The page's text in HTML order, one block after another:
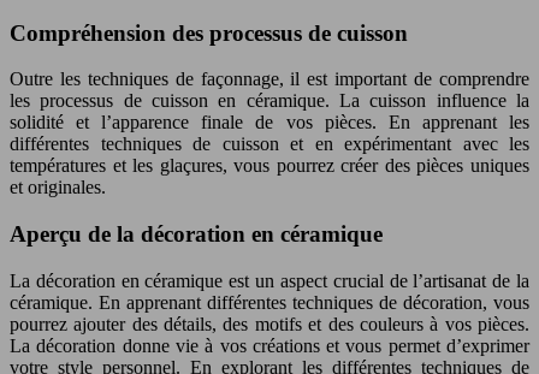
Compréhension des processus de cuisson
Outre les techniques de façonnage, il est important de comprendre
les processus de cuisson en céramique. La cuisson influence la
solidité et l’apparence finale de vos pièces. En apprenant les
différentes techniques de cuisson et en expérimentant avec les
températures et les glaçures, vous pourrez créer des pièces uniques
et originales.
Aperçu de la décoration en céramique
La décoration en céramique est un aspect crucial de l’artisanat de la
céramique. En apprenant différentes techniques de décoration, vous
pourrez ajouter des détails, des motifs et des couleurs à vos pièces.
La décoration donne vie à vos créations et vous permet d’exprimer
votre style personnel. En explorant les différentes techniques de